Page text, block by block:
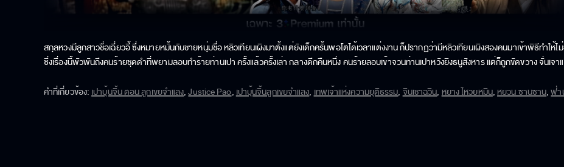
สกุลหวงมีลูกสาวชื่อเฉี่ยวอี้ ซึ่งหมายหมั้นกับชายหนุ่มชื่อ หลิวเทียนเผิงมาตั้งแต่ยังเด็กครั้นพอโตได้เวลาแต่งงาน ก็ปรากฏว่ามีหลิวเทียนเผิงสองคนมาเข้าพิธีทำให้
ซึ่งเรื่องนี้พัวพันถึงคนร้ายชุดดำที่พยามลอบทำร้ายท่านเปา ครั้งแล้วครั้งเล่า กลางดึกคืนหนึ่ง คนร้ายลอบเข้าจวนท่านเปาหวังยิงธนูสังหาร แต่ก็ถูกขัดขวาง จั่นเจ
ทั้งคู่ ระหว่างที่องค์รักษ์ติดตามคนร้ายนั้นก็เจอชายน่าสงสัยคนหนึ่ง บรรดาองค์รักษ์จึงเอาตัวไปให้ท่านเปาสอบสวน ชายผู้นี้บอกว่าเขาชื่อหลิวเทียนเผิง มาที่นี่เพื่อจ
คำที่เกี่ยวข้อง:เปาบุ้นจิ้น ตอน ลูกเขยจำแลง,Justice Pao,เปาบุ้นจิ้นลูกเขยจำแลง,เทพเจ้าแห่งความยุติธรรม,จินเชาฉวิน,หยาง ไหวยหมิน,หยวน ซานซาน,ฟ่า